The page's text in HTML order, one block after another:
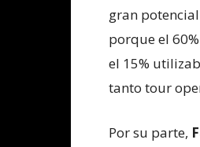
gran
porque el
el 15%
tanto tour
Por su parte,